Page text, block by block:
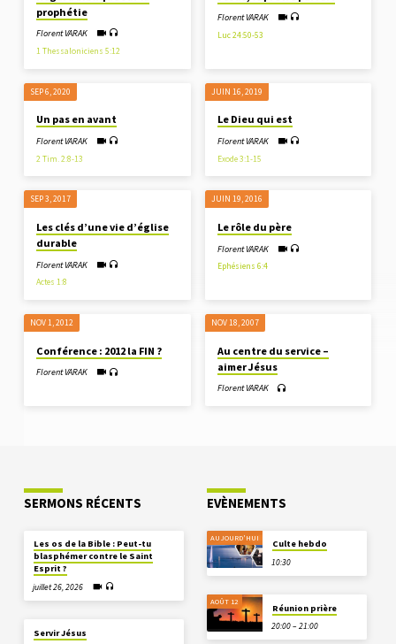
prophétie
Florent VARAK
1 Thessaloniciens 5:12
Florent VARAK
Luc 24:50-53
SEP 6, 2020
Un pas en avant
Florent VARAK
2 Tim. 2:8-13
JUIN 16, 2019
Le Dieu qui est
Florent VARAK
Exode 3:1-15
SEP 3, 2017
Les clés d’une vie d’église
durable
Florent VARAK
Actes 1:8
JUIN 19, 2016
Le rôle du père
Florent VARAK
Ephésiens 6:4
NOV 1, 2012
Conférence : 2012 la FIN ?
Florent VARAK
NOV 18, 2007
Au centre du service –
aimer Jésus
Florent VARAK
SERMONS RÉCENTS
Les os de la Bible : Peut-tu
blasphémer contre le Saint
Esprit ?
juillet 26, 2026
Servir Jésus
EVÈNEMENTS
AUJOURD'HUI
Culte hebdo
10:30
AOÛT 12
Réunion prière
20:00 – 21:00